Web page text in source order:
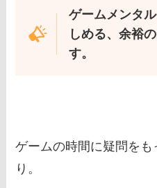
ゲームメンタ
しめる、余裕
す。
ゲームの時間に疑問を
り。